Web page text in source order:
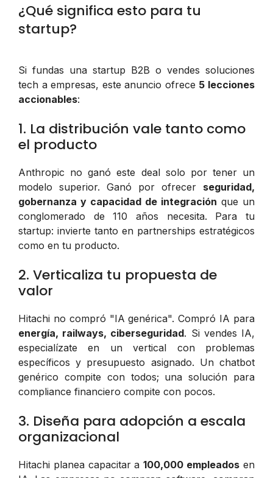
¿Qué significa esto para tu
startup?
Si fundas una startup B2B o vendes soluciones
tech a empresas, este anuncio ofrece 5 lecciones
accionables:
1. La distribución vale tanto como
el producto
Anthropic no ganó este deal solo por tener un
modelo superior. Ganó por ofrecer seguridad,
gobernanza y capacidad de integración que un
conglomerado de 110 años necesita. Para tu
startup: invierte tanto en partnerships estratégicos
como en tu producto.
2. Verticaliza tu propuesta de
valor
Hitachi no compró "IA genérica". Compró IA para
energía, railways, ciberseguridad. Si vendes IA,
especialízate en un vertical con problemas
específicos y presupuesto asignado. Un chatbot
genérico compite con todos; una solución para
compliance financiero compite con pocos.
3. Diseña para adopción a escala
organizacional
Hitachi planea capacitar a100,000 empleados en